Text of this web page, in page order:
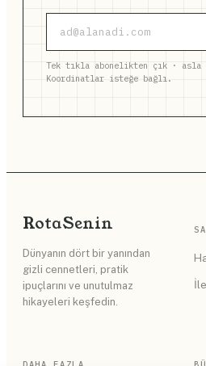
Tek tıkla abonelikten çık · asla
Koordinatlar isteğe bağlı.
RotaSenin
Dünyanın dört bir yanından
gizli cennetleri, pratik
ipuçlarını ve unutulmaz
hikayeleri keşfedin.